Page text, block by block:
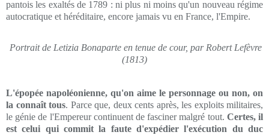
pantois les exaltés de 1789 : ni plus ni moins qu'un nouveau régime
autocratique et héréditaire, encore jamais vu en France, l'Empire.
Portrait de Letizia Bonaparte en tenue de cour, par Robert Lefèvre
(1813)
L'épopée napoléonienne, qu'on aime le personnage ou non, on
la connaît tous. Parce que, deux cents après, les exploits militaires,
le génie de l'Empereur continuent de fasciner malgré tout. Certes, il
est celui qui commit la faute d'expédier l'exécution du duc